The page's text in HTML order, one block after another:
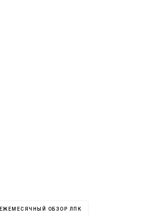
ЕЖЕМЕСЯЧНЫЙ ОБЗОР ЛПК